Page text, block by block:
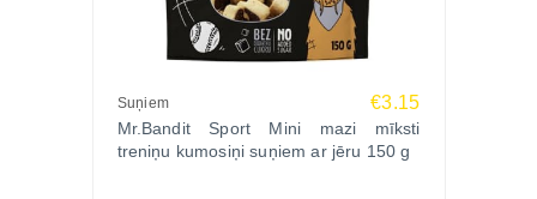
Suņiem €3.15
Mr.Bandit Sport Mini mazi mīksti
treniņu kumosiņi suņiem ar jēru 150 g